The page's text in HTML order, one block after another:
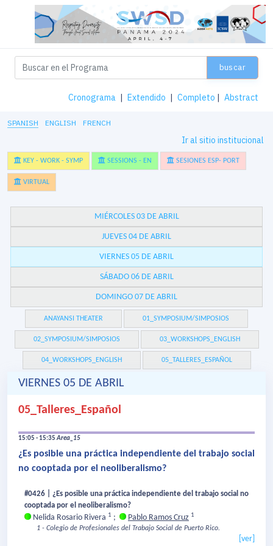
buscar
Cronograma | Extendido | Completo | Abstract
SPANISH ENGLISH FRENCH
Ir al sitio institucional
KEY - WORK - SYMP SESSIONS - EN SESIONES ESP- PORT
VIRTUAL
MIÉRCOLES 03 DE ABRIL
JUEVES 04 DE ABRIL
VIERNES 05 DE ABRIL
SÁBADO 06 DE ABRIL
DOMINGO 07 DE ABRIL
ANAYANSI THEATER 01_SYMPOSIUM/SIMPOSIOS
02_SYMPOSIUM/SIMPOSIOS 03_WORKSHOPS_ENGLISH
04_WORKSHOPS_ENGLISH 05_TALLERES_ESPAÑOL
VIERNES 05 DE ABRIL
05_Talleres_Español
15:05 - 15:35Area_15
¿Es posible una práctica independiente del trabajo social
no cooptada por el neoliberalismo?
#0426 | ¿Es posible una práctica independiente del trabajo social no
cooptada por el neoliberalismo?
Nelida Rosario Rivera 1 ; Pablo Ramos Cruz 1
1 - Colegio de Profesionales del Trabajo Social de Puerto Rico.
[ver]